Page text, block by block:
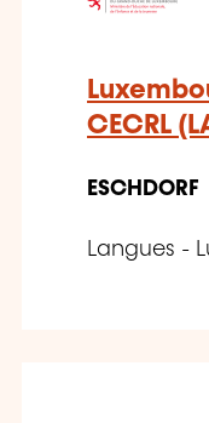
CECRL
ESCHDORF
Langues -